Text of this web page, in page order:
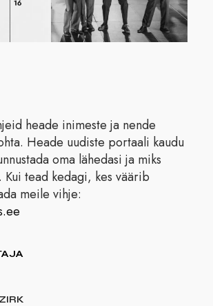
heade inimeste ja nende
Heade uudiste portaali kaudu
oma lähedasi ja miks
Kui tead kedagi, kes väärib
meile vihje: